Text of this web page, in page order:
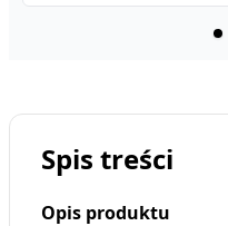
Spis treści
Opis produktu